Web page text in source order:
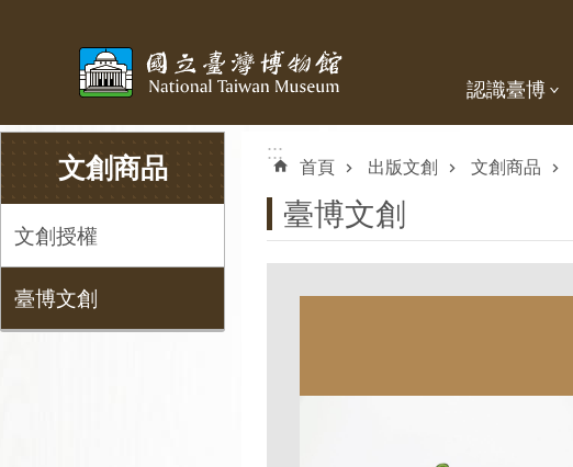
認識臺博
文創商品
文創授權
臺博文創
:::
首頁 出版文創 文創商品
臺博文創